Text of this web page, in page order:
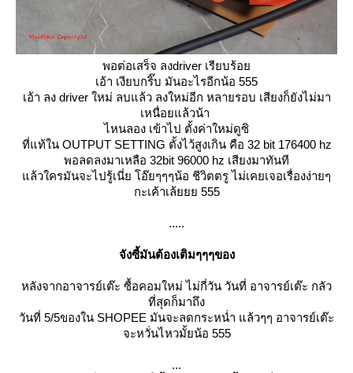
พอต่อเสร็จ ลงdriver เรียบร้อ
เอ้า เงียบกริ๊บ มันอะไรอีกน้อ 555
เอ้า ลง driver ใหม่ ลบแล้ว ลงใหม่อีก หลายรอบ เสียงก็ยังไม่มา
เหนื่อยแล้วน้า
ไหนลอง เข้าไป ตั้งค่าใหม่ดูซิ
ที่แท้ใน OUTPUT SETTING ตั้งไว้สูงเกิน คือ 32 bit 176400 hz
พอลดลงมาเหลือ 32bit 96000 hz เสียงมาทันที
ล้วใครมันจะไปรู้เนี่ย โอ๊ยๆๆๆน้อ ชีวิตตรู ไม่เคยเจอเรื่องง่ายๆ
กะเค้าเล้ยยย 555
.....
จังซี้มันต้องเติมๆๆๆของ
หลังจากอาจารย์เต๊ะ ซื้อคอมใหม่ ไม่กี่วัน วันที่ อาจารย์เต๊ะ กลัว
ที่สุดก็มาถึง
วันที่ 5/5ของใน SHOPEE มันจะลดกระหน่ำ แล้วๆๆ อาจารย์เต๊ะ
จะหวั่นไหวมั้ยน้อ 555
...